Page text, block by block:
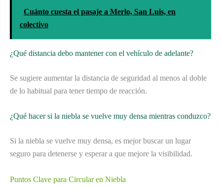
Cuánto cuesta el pasaje a Merlo, San Luis, en
colectivo
¿Qué distancia debo mantener con el vehículo de adelante?
Se sugiere aumentar la distancia de seguridad al menos al doble
de lo habitual para tener tiempo de reacción.
¿Qué hacer si la niebla se vuelve muy densa mientras conduzco?
Si la niebla se vuelve muy densa, es mejor buscar un lugar
seguro para detenerse y esperar a que mejore la visibilidad.
Puntos Clave para Circular en Niebla